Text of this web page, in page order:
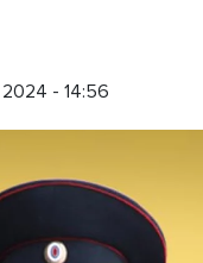
2024 - 14:56